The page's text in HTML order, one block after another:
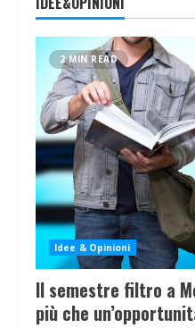
2 MIN READ
Idee & Opinioni
Il semestre filtro a
più che